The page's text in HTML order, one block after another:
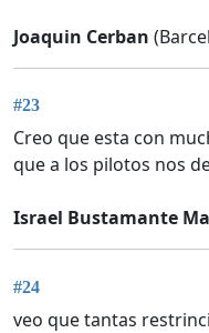
Joaquin Cerban
#23
Creo que esta con
que a los pilotos nos
Israel Bustamante
#24
veo que tantas